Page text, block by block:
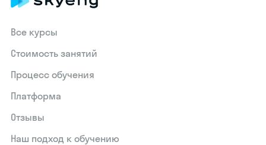
Все курсы
Стоимость занятий
Процесс обучения
Платформа
Отзывы
Наш подход к обучению